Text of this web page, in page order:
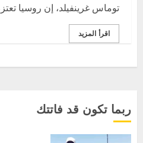
توماس غرينفيلد، إن روسيا
اقرأ المزيد
ربما تكون قد فاتتك